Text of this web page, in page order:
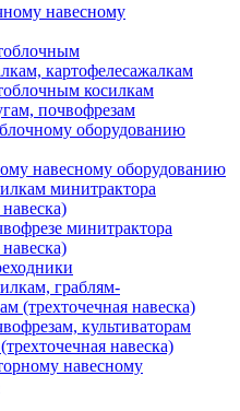
навесному
картофелесажалкам
косилкам
почвофрезам
оборудованию
навесному оборудованию
минитрактора
минитрактора
граблям-
(трехточечная навеска)
культиваторам
навеска)
навесному